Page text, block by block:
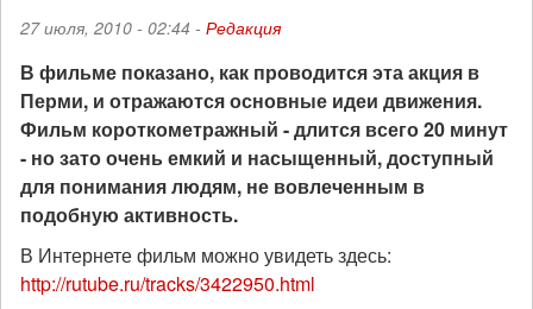
27 июля, 2010 - 02:44 - Редакция
В фильме показано, как проводится эта акция в
Перми, и отражаются основные идеи движения.
Фильм короткометражный - длится всего 20 минут
- но зато очень емкий и насыщенный, доступный
для понимания людям, не вовлеченным в
подобную активность.
В Интернете фильм можно увидеть здесь:
http://rutube.ru/tracks/3422950.html